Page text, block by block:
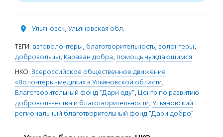
Ульяновск, Ульяновская обл.
ТЕГИ: автоволонтеры, благотворительность, волонтеры,
добровольцы, Караван добра, помощь нуждающимся
НКО: Всероссийское общественное движение
«Волонтеры-медики» в Ульяновской области,
Благотворительный фонд "Дари еду", Центр по развитию
добровольчества и благотворительности, Ульяновский
региональный благотворительный фонд "Дари добро"